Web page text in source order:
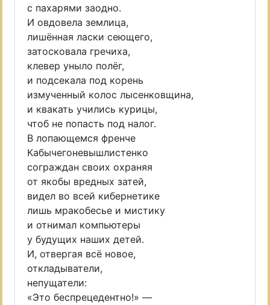
с пахарями заодно.
И овдовела землица,
лишённая ласки сеющего,
затосковала гречиха,
клевер уныло полёг,
и подсекала под корень
измученный колос лысенковщина,
и квакать учились курицы,
чтоб не попасть под налог.
В лопающемся френче
Кабычегоневышлистенко
сограждан своих охраняя
от якобы вредных затей,
видел во всей кибернетике
лишь мракобесье и мистику
и отнимал компьютеры
у будущих наших детей.
И, отвергая всё новое,
откладыватели,
непущатели:
«Это беспрецедентно!» —